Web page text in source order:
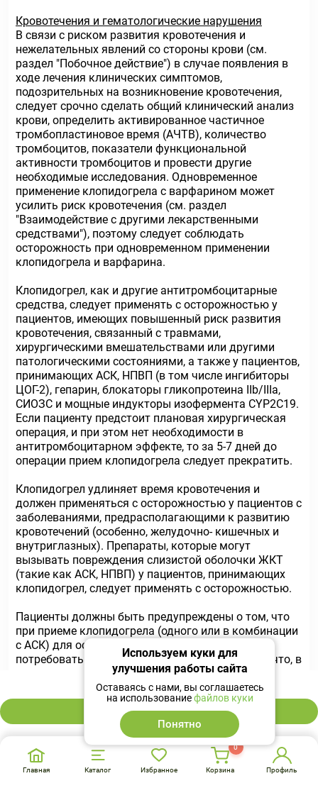
2 820 ₽
В корзину
Кровотечения и гематологические нарушения
В связи с риском развития кровотечения и
нежелательных явлений со стороны крови (см.
раздел "Побочное действие") в случае появления в
ходе лечения клинических симптомов,
подозрительных на возникновение кровотечения,
следует срочно сделать общий клинический анализ
крови, определить активированное частичное
тромбопластиновое время (АЧТВ), количество
тромбоцитов, показатели функциональной
активности тромбоцитов и провести другие
необходимые исследования. Одновременное
применение клопидогрела с варфарином может
усилить риск кровотечения (см. раздел
"Взаимодействие с другими лекарственными
средствами"), поэтому следует соблюдать
осторожность при одновременном применении
клопидогрела и варфарина.
Клопидогрел, как и другие антитромбоцитарные
средства, следует применять с осторожностью у
пациентов, имеющих повышенный риск развития
кровотечения, связанный с травмами,
хирургическими вмешательствами или другими
патологическими состояниями, а также у пациентов,
принимающих АСК, НПВП (в том числе ингибиторы
ЦОГ-2), гепарин, блокаторы гликопротеина IIb/IIIа,
СИОЗС и мощные индукторы изофермента CYP2C19.
Если пациенту предстоит плановая хирургическая
операция, и при этом нет необходимости в
антитромбоцитарном эффекте, то за 5-7 дней до
операции прием клопидогрела следует прекратить.
Клопидогрел удлиняет время кровотечения и
должен применяться с осторожностью у пациентов с
заболеваниями, предрасполагающими к развитию
кровотечений (особенно, желудочно- кишечных и
внутриглазных). Препараты, которые могут
вызывать повреждения слизистой оболочки ЖКТ
(такие как АСК, НПВП) у пациентов, принимающих
клопидогрел, следует применять с осторожностью.
Пациенты должны быть предупреждены о том, что
при приеме клопидогрела (одного или в комбинации
с АСК) для остановки кровотечения может
потребоваться больше времени, а также о том, что, в
случае возникновения у них необычного (по
локализации или продолжительности) кровотечения,
им следует сообщить об этом своему лечащему
врачу. Перед любой предстоящей операцией и перед
началом приема любого нового лекарственного
препарата пациенты должны сообщать врачу
(включая стоматолога) о приеме клопидогрела.
Главная Каталог Избранное Корзина
0
Профиль
Используем куки для
улучшения работы сайта
Оставаясь с нами, вы соглашаетесь
на использованиефайлов куки
Понятно